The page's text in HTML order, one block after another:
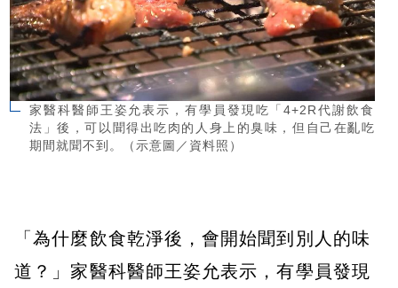
家醫科醫師王姿允表示，有學員發現吃「4+2R代謝飲食
法」後，可以聞得出吃肉的人身上的臭味，但自己在亂吃
期間就聞不到。（示意圖／資料照）
「為什麼飲食乾淨後，會開始聞到別人的味
道？」家醫科醫師王姿允表示，有學員發現